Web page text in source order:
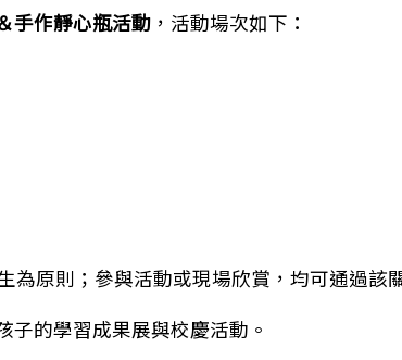
手作靜心瓶活動，活動場次如下：
為原則；參與活動或現場欣賞，均可通過該
的學習成果展與校慶活動。